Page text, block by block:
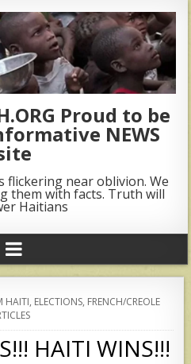
Proud to be
NEWS
flickering near oblivion. We
them with facts. Truth will
Haitians
HAITI, ELECTIONS, FRENCH/CREOLE
HAITI WINS!!!